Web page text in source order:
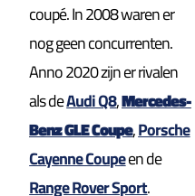
coupé. In 2008 waren er
nog geen concurrenten.
Anno 2020 zijn er rivalen
als deAudi Q8,Mercedes-
Benz GLE Coupe,Porsche
Cayenne Coupeen de
Range Rover Sport.